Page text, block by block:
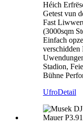
Héich
Getest vun
Fast
(3000sqm
Einfach
verschidden
Stadion,
Bühne
UfroDetail